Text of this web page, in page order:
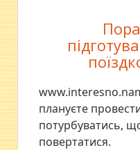
плануєте
потурбуватись,
повертатися.